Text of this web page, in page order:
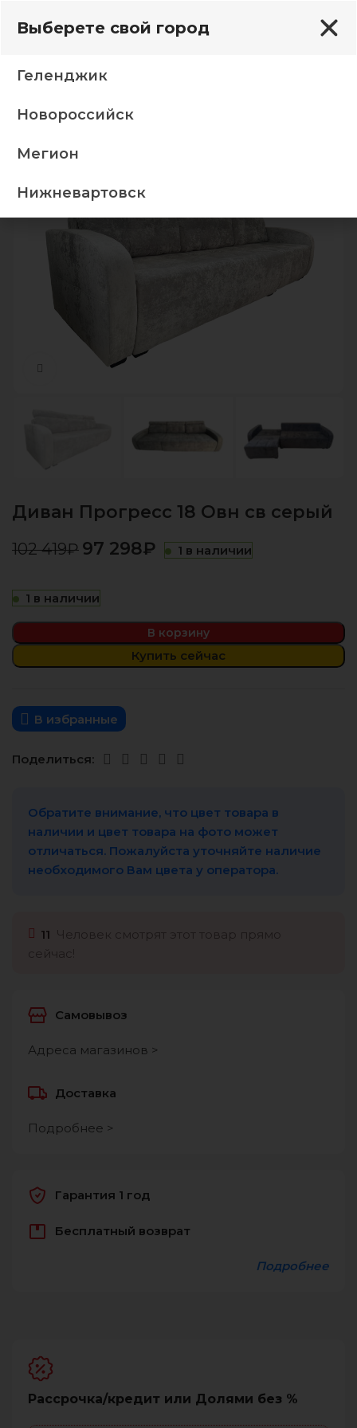
Угловые диваны Диван Прогресс 18 Овн св серый
Нажмите, чтобы увеличить
Диван Прогресс 18 Овн св серый
102 419₽ 97 298₽ 1 в наличии
1 в наличии
В корзину
Купить сейчас
В избранные
Поделиться:
Обратите внимание, что цвет товара в
наличии и цвет товара на фото может
отличаться. Пожалуйста уточняйте наличие
необходимого Вам цвета у оператора.
11
Самовывоз
Адреса магазинов >
Доставка
Подробнее >
Гарантия 1 год
Бесплатный возврат
Подробнее
Рассрочка/кредит или Долями без %
Выберете свой город
Геленджик
Новороссийск
Мегион
Нижневартовск